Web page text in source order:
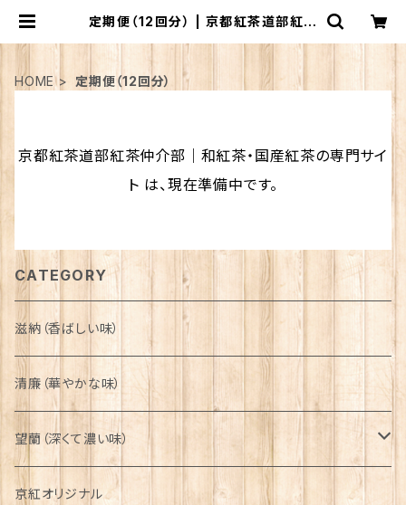
定期便（12回分） | 京都紅茶道部紅茶
HOME
定期便（12回分）
京都紅茶道部紅茶仲介部｜和紅茶・国産紅茶の専門サイ
ト は、現在準備中です。
CATEGORY
滋納（香ばしい味）
清廉（華やかな味）
望蘭（深くて濃い味）
リーフ
京紅オリジナル